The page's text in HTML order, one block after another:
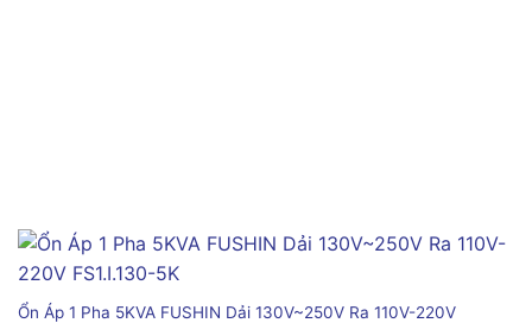
Ổn Áp 1 Pha 5KVA FUSHIN Dải 130V~250V Ra 110V-220V